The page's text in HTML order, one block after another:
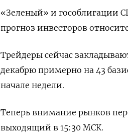
«Зеленый» и гособлигации
прогноз инвесторов
Трейдеры сейчас
декабрю примерно на 43
начале недели.
Теперь внимание рынков
выходящий в 15:30 МСК.